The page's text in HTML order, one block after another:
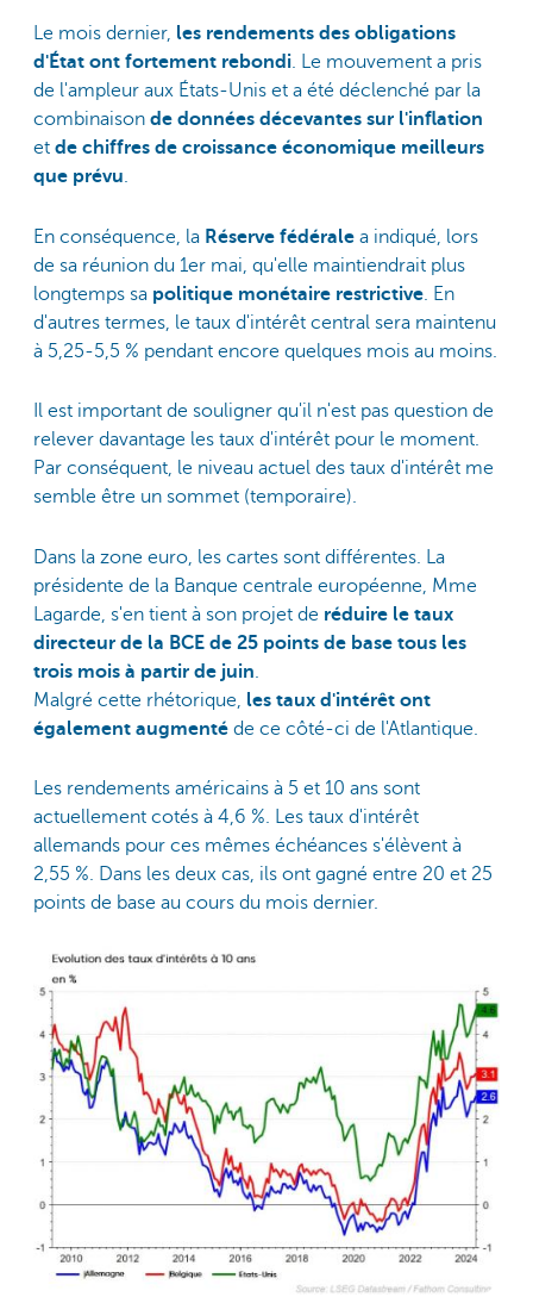
Le mois dernier, les rendements des obligations
d'État ont fortement rebondi. Le mouvement a pris
de l'ampleur aux États-Unis et a été déclenché par la
combinaison de données décevantes sur l'inflation
et de chiffres de croissance économique meilleurs
que prévu.
En conséquence, la Réserve fédérale a indiqué, lors
de sa réunion du 1er mai, qu'elle maintiendrait plus
longtemps sa politique monétaire restrictive. En
d'autres termes, le taux d'intérêt central sera maintenu
à 5,25-5,5 % pendant encore quelques mois au moins.
Il est important de souligner qu'il n'est pas question de
relever davantage les taux d'intérêt pour le moment.
Par conséquent, le niveau actuel des taux d'intérêt me
semble être un sommet (temporaire).
Dans la zone euro, les cartes sont différentes. La
présidente de la Banque centrale européenne, Mme
Lagarde, s'en tient à son projet de réduire le taux
directeur de la BCE de 25 points de base tous les
trois mois à partir de juin.
Malgré cette rhétorique, les taux d'intérêt ont
également augmenté de ce côté-ci de l'Atlantique.
Les rendements américains à 5 et 10 ans sont
actuellement cotés à 4,6 %. Les taux d'intérêt
allemands pour ces mêmes échéances s'élèvent à
2,55 %. Dans les deux cas, ils ont gagné entre 20 et 25
points de base au cours du mois dernier.